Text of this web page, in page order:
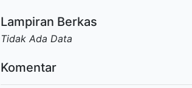
Lampiran Berkas
Tidak Ada Data
Komentar